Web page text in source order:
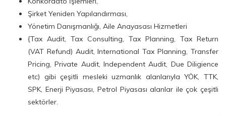
Şirket Yeniden Yapılandırması,
Yönetim Danışmanlığı, Aile Anayasası Hizmetleri
{Tax Audit, Tax Consulting, Tax Planning, Tax Return
(VAT Refund) Audit, International Tax Planning, Transfer
Pricing, Private Audit, Independent Audit, Due Diligience
etc) gibi çeşitli mesleki uzmanlık alanlarıyla YÖK, TTK,
SPK, Enerji Piyasası, Petrol Piyasası alanlar ile çok çeşitli
sektörler.